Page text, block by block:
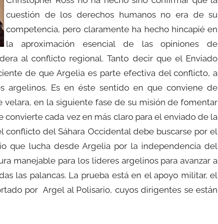
cuestión de los derechos humanos no era de su
competencia, pero claramente ha hecho hincapié en
la aproximación esencial de las opiniones de
al conflicto regional. Tanto decir que el Enviado
de que Argelia es parte efectiva del conflicto, a
argelinos. Es en éste sentido en que conviene de
en la siguiente fase de su misión de fomentar
cada vez en más claro para el enviado de la
del Sáhara Occidental debe buscarse por el
que lucha desde Argelia por la independencia del
manejable para los líderes argelinos para avanzar a
las palancas. La prueba está en el apoyo militar, el
por Argel al Polisario, cuyos dirigentes se están